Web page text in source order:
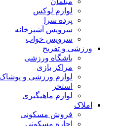
لوازم لوکس
پرده سرا
سرویس آشپزخانه
سرویس خواب
ورزشی و تفریح
باشگاه ورزشی
مراکز بازی
لوازم ورزشی و پوشاک
استخر
لوازم ماهیگیری
املاک
فروش مسکونی
اجاره مسکونی